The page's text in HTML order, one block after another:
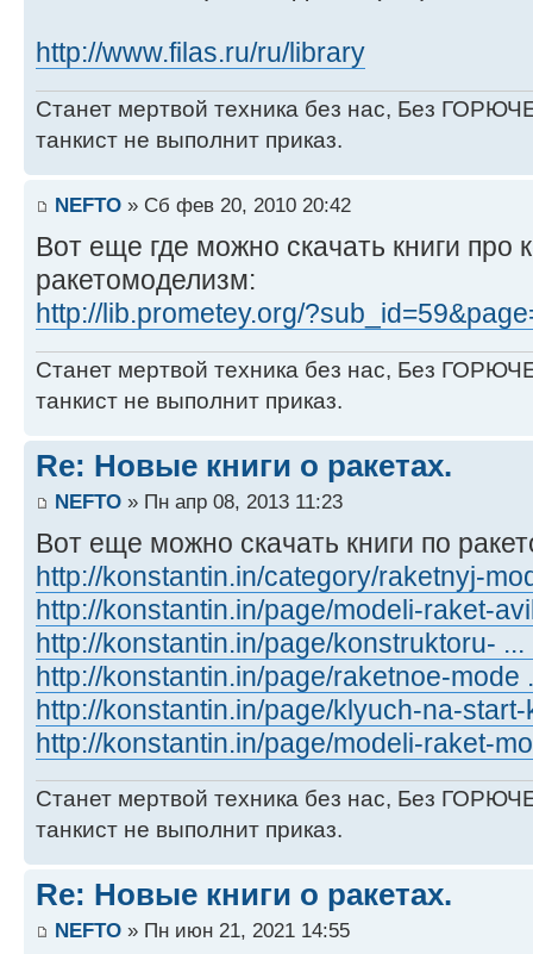
http://www.filas.ru/ru/library
Станет мертвой техника без нас, Без
танкист не выполнит приказ.
NEFTO » Сб фев 20, 2010 20:42
Вот еще где можно скачать книги про
ракетомоделизм:
http://lib.prometey.org/
Станет мертвой техника без нас, Без
танкист не выполнит приказ.
Re: Новые книги о ракетах.
NEFTO » Пн апр 08, 2013 11:23
Вот еще можно скачать книги по
http://konstantin.in/category/raketnyj-
http://konstantin.in/page/modeli-raket-
http://konstantin.in/page/konstruktoru-
http://konstantin.in/page/raketnoe-mode
http://konstantin.in/page/klyuch-na-
http://konstantin.in/page/modeli-raket-
Станет мертвой техника без нас, Без
танкист не выполнит приказ.
Re: Новые книги о ракетах.
NEFTO » Пн июн 21, 2021 14:55